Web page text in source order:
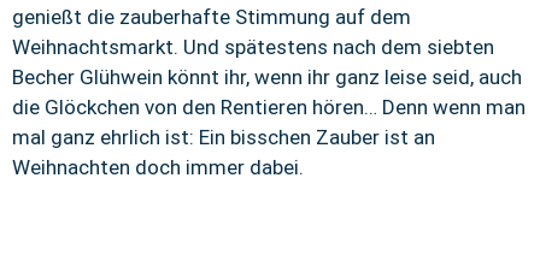
genießt die zauberhafte Stimmung auf dem
Weihnachtsmarkt. Und spätestens nach dem siebten
Becher Glühwein könnt ihr, wenn ihr ganz leise seid, auch
die Glöckchen von den Rentieren hören… Denn wenn man
mal ganz ehrlich ist: Ein bisschen Zauber ist an
Weihnachten doch immer dabei.